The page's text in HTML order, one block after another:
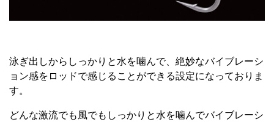
泳ぎ出しからしっかりと水を噛んで、絶妙なバイブレーシ
ョン感をロッドで感じることができる設定になっておりま
す。
どんな激流でも風でもしっかりと水を噛んでバイブレーシ